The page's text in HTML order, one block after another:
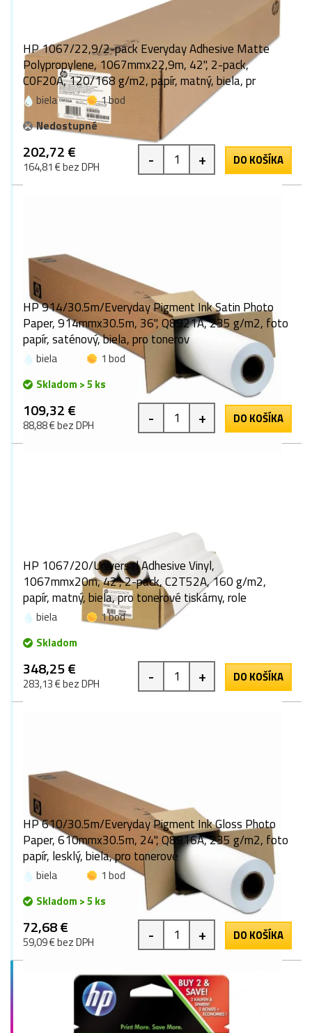
HP 1067/22,9/2-pack Everyday Adhesive Matte
Polypropylene, 1067mmx22,9m, 42", 2-pack,
C0F20A, 120/168 g/m2, papír, matný, biela, pr
biela
1 bod
Nedostupné
202,72 €
164,81 € bez DPH - + DO KOŠÍKA
HP 914/30.5m/Everyday Pigment Ink Satin Photo
Paper, 914mmx30.5m, 36", Q8921A, 235 g/m2, foto
papír, saténový, biela, pro tonerov
biela
1 bod
Skladom > 5 ks
109,32 €
88,88 € bez DPH - + DO KOŠÍKA
HP 1067/20/Universal Adhesive Vinyl,
1067mmx20m, 42", 2-pack, C2T52A, 160 g/m2,
papír, matný, biela, pro tonerové tiskárny, role
biela
1 bod
Skladom
348,25 €
283,13 € bez DPH - + DO KOŠÍKA
HP 610/30.5m/Everyday Pigment Ink Gloss Photo
Paper, 610mmx30.5m, 24", Q8916A, 235 g/m2, foto
papír, lesklý, biela, pro tonerové
biela
1 bod
Skladom > 5 ks
72,68 €
59,09 € bez DPH - + DO KOŠÍKA